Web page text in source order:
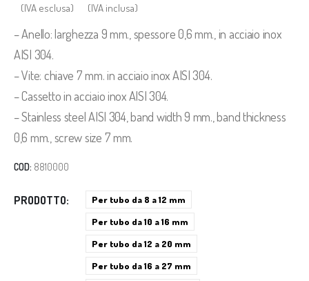
(IVA esclusa) (IVA inclusa)
– Anello: larghezza 9 mm., spessore 0,6 mm., in acciaio inox
AISI 304.
– Vite: chiave 7 mm. in acciaio inox AISI 304.
– Cassetto in acciaio inox AISI 304.
– Stainless steel AISI 304, band width 9 mm., band thickness
0,6 mm., screw size 7 mm.
COD: 8810000
PRODOTTO
Per tubo da 8 a 12 mm
Per tubo da 10 a 16 mm
Per tubo da 12 a 20 mm
Per tubo da 16 a 27 mm